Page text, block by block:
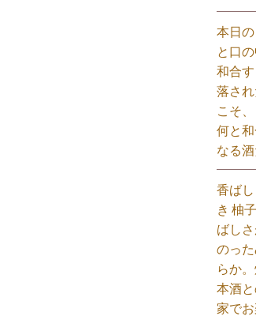
本日
と口
和合
落さ
こそ
何と
なる酒
香ば
き 柚
ばし
のっ
らか
本酒
家で